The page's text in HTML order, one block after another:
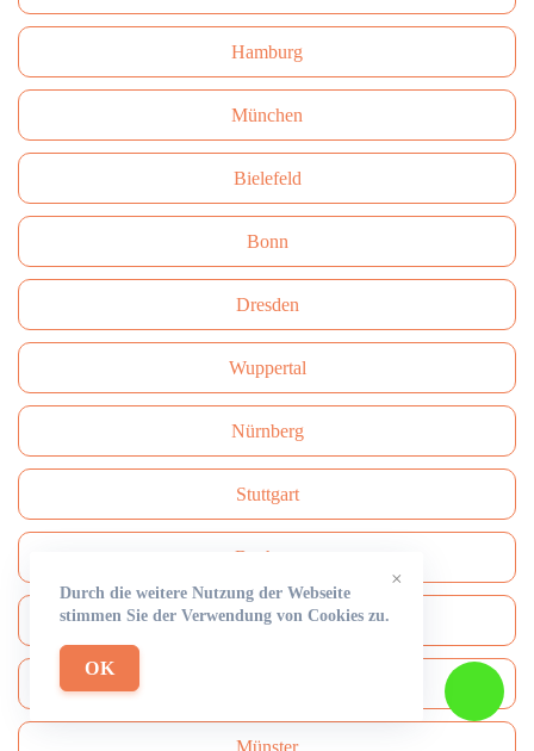
Hamburg
München
Bielefeld
Bonn
Dresden
Wuppertal
Nürnberg
Stuttgart
Bochum
Dortmund
Münster
×
Durch die weitere Nutzung der Webseite
stimmen Sie der Verwendung von Cookies zu.
OK